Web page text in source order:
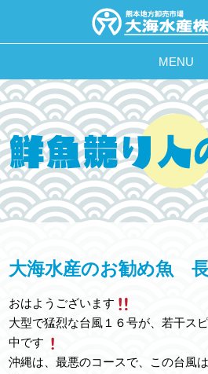
MENU
大海水産のお勧め魚
おはようございます
大型で猛烈な台風１６号が、若干ス
中です
沖縄は、最悪のコースで、この台風